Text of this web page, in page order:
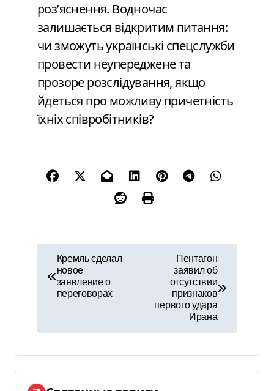
роз’яснення. Водночас
залишається відкритим питання:
чи зможуть українські спецслужби
провести неупереджене та
прозоре розслідування, якщо
йдеться про можливу причетність
їхніх співробітників?
и
г
а
Кремль сделал
новое
заявление о
переговорах
Пентагон
заявил об
отсутствии
признаков
первого удара
Ирана